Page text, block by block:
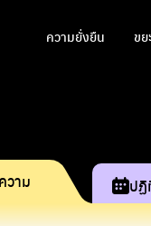
ความยั่งยืน ขย
วาม ปฏิ